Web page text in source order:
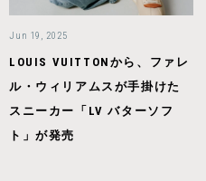
Jun 19, 2025
LOUIS VUITTONから、ファレ
ル・ウィリアムスが手掛けた
スニーカー「LV バターソフ
ト」が発売